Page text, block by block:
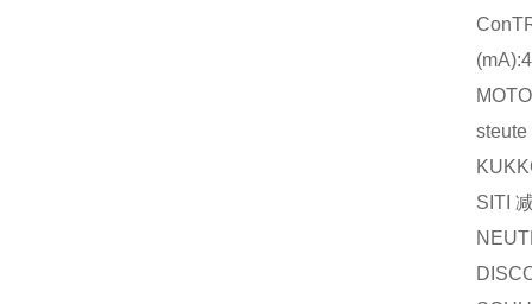
steute
SITI